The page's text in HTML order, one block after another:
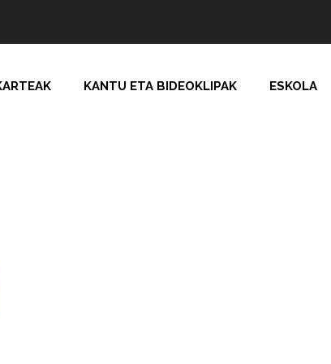
KANTU ETA BIDEOKLIPAK ESKOLA